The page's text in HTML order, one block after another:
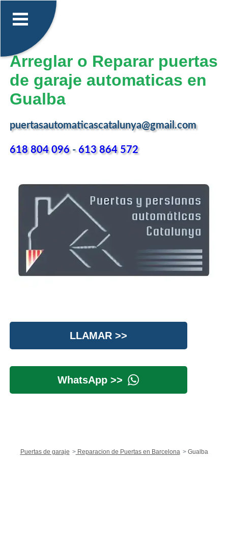
Arreglar o Reparar puertas
de garaje automaticas en
Gualba
puertasautomaticascatalunya@gmail.com
618 804 096-613 864 572
LLAMAR >>
WhatsApp >>
Puertas de garaje Reparacion de Puertas en Barcelona Gualba